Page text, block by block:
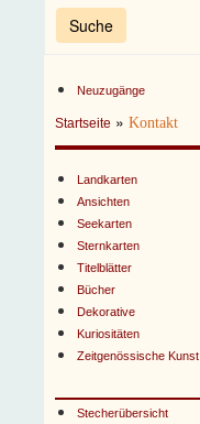
Neuzugänge
Startseite »Kontakt
Landkarten
Ansichten
Seekarten
Sternkarten
Titelblätter
Bücher
Dekorative
Kuriositäten
Zeitgenössische Kunst
Stecherübersicht